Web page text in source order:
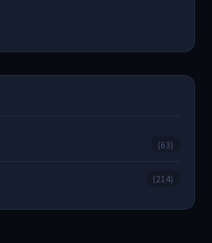
(63)
(214)